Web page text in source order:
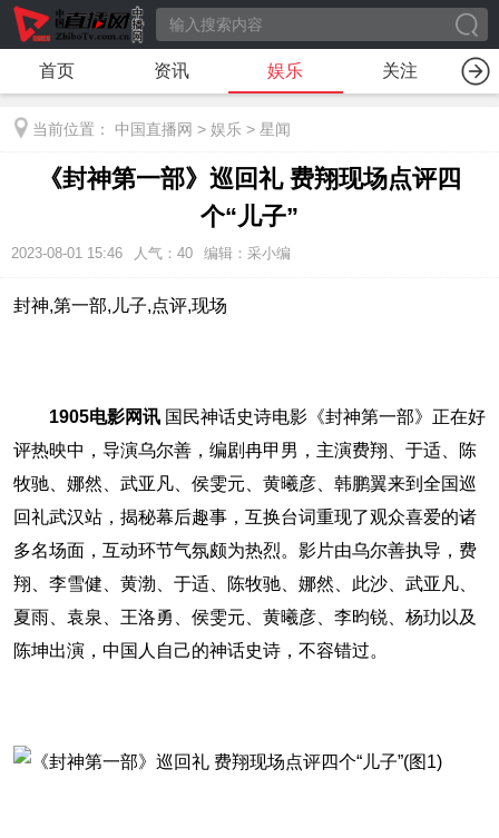
首页 资讯 娱乐 关注
当前位置： 中国直播网 > 娱乐 > 星闻
《封神第一部》巡回礼 费翔现场点评四
个“儿子”
2023-08-01 15:46 人气： 40 编辑：采小编
封神,第一部,儿子,点评,现场
1905电影网讯 国民神话史诗电影《封神第一部》正在好
评热映中，导演乌尔善，编剧冉甲男，主演费翔、于适、陈
牧驰、娜然、武亚凡、侯雯元、黄曦彦、韩鹏翼来到全国巡
回礼武汉站，揭秘幕后趣事，互换台词重现了观众喜爱的诸
多名场面，互动环节气氛颇为热烈。影片由乌尔善执导，费
翔、李雪健、黄渤、于适、陈牧驰、娜然、此沙、武亚凡、
夏雨、袁泉、王洛勇、侯雯元、黄曦彦、李昀锐、杨玏以及
陈坤出演，中国人自己的神话史诗，不容错过。